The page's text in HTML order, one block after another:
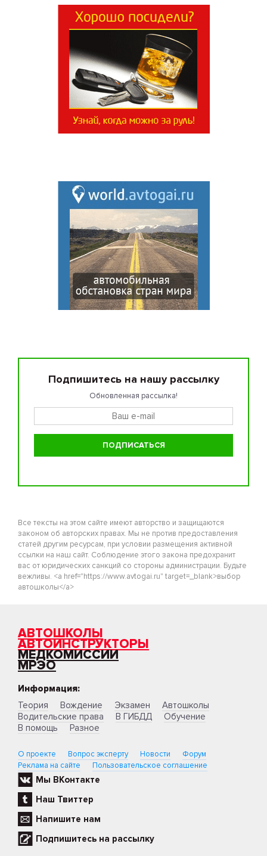
Подпишитесь на нашу рассылку
Обновленная рассылка!
Все тексты на этом сайте имеют авторство и защищаются
законом об авторских правах. Мы не против предоставления
статей другим ресурсам, при условии размещения активной
ссылки на наш сайт. Соблюдение этого закона предохранит
вас от юридических санкций со стороны администрации. Будьте
вежливы. <a href="https://www.avtogai.ru" target=_blank>выбор
автошколы</a>
АВТОШКОЛЫ
АВТОИНСТРУКТОРЫ
МЕДКОМИССИИ
МРЭО
Информация:
Теория
Вождение Экзамен
Автошколы
Водительские права
В ГИБДД
Обучение
В помощь
Разное
О проекте Вопрос эксперту Новости
Форум
Реклама на сайте
Пользовательское соглашение
Мы ВКонтакте
Наш Твиттер
Напишите нам
Подпишитесь на рассылку